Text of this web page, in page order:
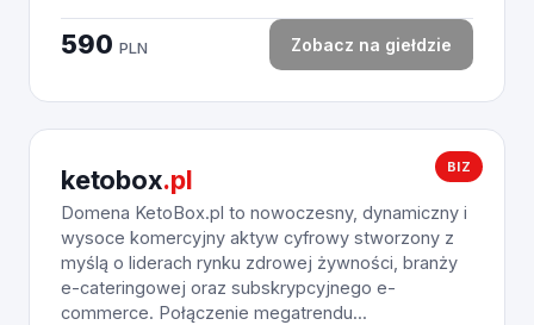
590 PLN Zobacz na giełdzie
BIZ
ketobox.pl
Domena KetoBox.pl to nowoczesny, dynamiczny i
wysoce komercyjny aktyw cyfrowy stworzony z
myślą o liderach rynku zdrowej żywności, branży
e-cateringowej oraz subskrypcyjnego e-
commerce. Połączenie megatrendu...